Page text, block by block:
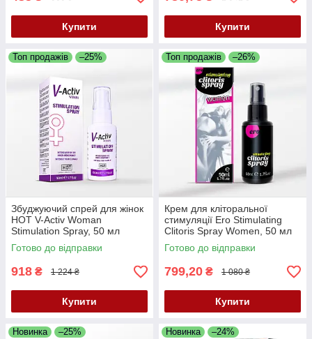
Купити Купити
Топ продажів –25%
Збуджуючий спрей для жінок
HOT V-Activ Woman
Stimulation Spray, 50 мл
Готово до відправки
918 ₴ 1 224 ₴
Купити
Топ продажів –26%
Крем для кліторальної
стимуляції Ero Stimulating
Clitoris Spray Women, 50 мл
Готово до відправки
799,20 ₴ 1 080 ₴
Купити
Новинка –25% Новинка –24%